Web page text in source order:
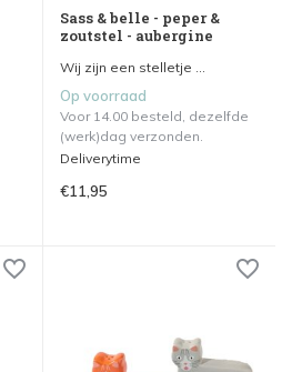
Sass & belle - peper &
zoutstel - aubergine
Wij zijn een stelletje ...
Op voorraad
Voor 14.00 besteld, dezelfde
(werk)dag verzonden.
Deliverytime
€11,95